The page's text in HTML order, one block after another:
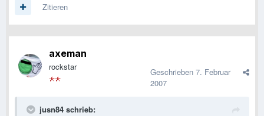
Zitieren
axeman
rockstar Geschrieben 7. Februar
2007
jusn84 schrieb: